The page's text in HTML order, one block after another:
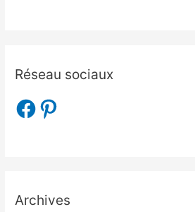
Réseau sociaux
Archives